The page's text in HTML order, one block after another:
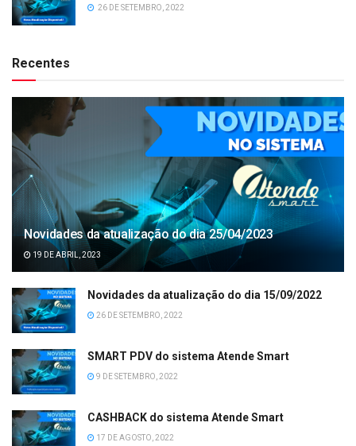
26 DE SETEMBRO, 2022
Recentes
Novidades da atualização do dia 25/04/2023
19 DE ABRIL, 2023
Novidades da atualização do dia 15/09/2022
26 DE SETEMBRO, 2022
SMART PDV do sistema Atende Smart
9 DE SETEMBRO, 2022
CASHBACK do sistema Atende Smart
17 DE AGOSTO, 2022